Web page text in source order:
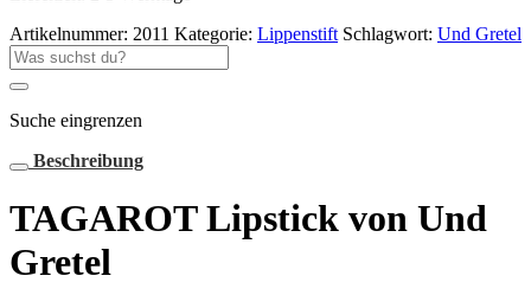
Artikelnummer: 2011 Kategorie: Lippenstift Schlagwort: Und Gretel
Suche
nach:
Suche eingrenzen
Beschreibung
TAGAROT Lipstick von Und
Gretel